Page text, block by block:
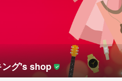
ング's shop